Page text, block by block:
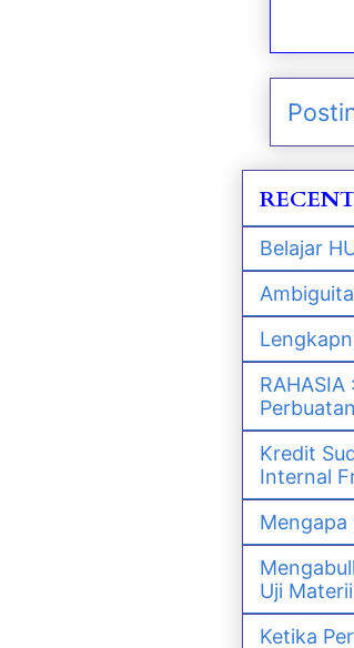
Belajar
Kredit
Internal
Mengapa
Uji
Ketika